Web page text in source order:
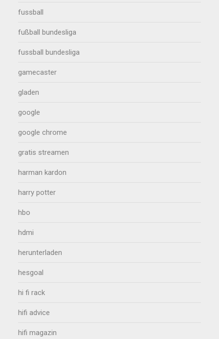
fussball
fußball bundesliga
fussball bundesliga
gamecaster
gladen
google
google chrome
gratis streamen
harman kardon
harry potter
hbo
hdmi
herunterladen
hesgoal
hi fi rack
hifi advice
hifi magazin